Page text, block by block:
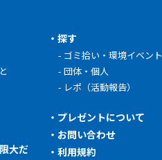
大だ
探す
ゴミ拾い・環境イベント
団体・個人
レポ（活動報告）
プレゼントについて
お問い合わせ
利用規約